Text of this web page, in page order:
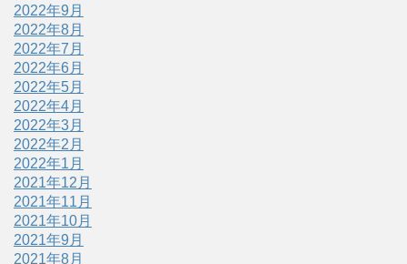
2022年9月
2022年8月
2022年7月
2022年6月
2022年5月
2022年4月
2022年3月
2022年2月
2022年1月
2021年12月
2021年11月
2021年10月
2021年9月
2021年8月